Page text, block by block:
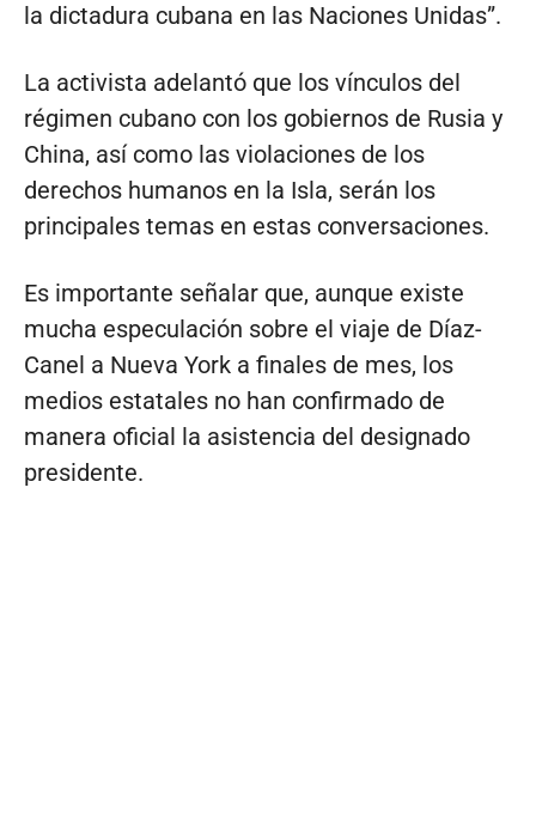
la dictadura cubana en las Naciones Unidas”.
La activista adelantó que los vínculos del
régimen cubano con los gobiernos de Rusia y
China, así como las violaciones de los
derechos humanos en la Isla, serán los
principales temas en estas conversaciones.
Es importante señalar que, aunque existe
mucha especulación sobre el viaje de Díaz-
Canel a Nueva York a finales de mes, los
medios estatales no han confirmado de
manera oficial la asistencia del designado
presidente.